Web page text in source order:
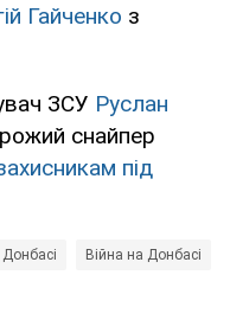
Гайченко з
ЗСУ Руслан
снайпер
під
Війна на Донбасі